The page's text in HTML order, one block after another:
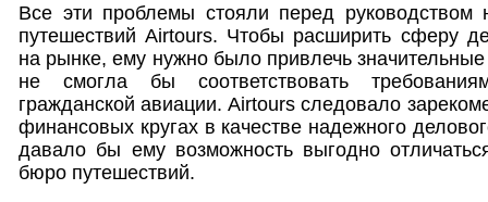
Все эти проблемы стояли перед руководством
путешествий Airtours. Чтобы расширить сферу
на рынке, ему нужно было привлечь
не смогла бы соответствовать
гражданской авиации. Airtours следовало
финансовых кругах в качестве надежного
давало бы ему возможность выгодно
бюро путешествий.